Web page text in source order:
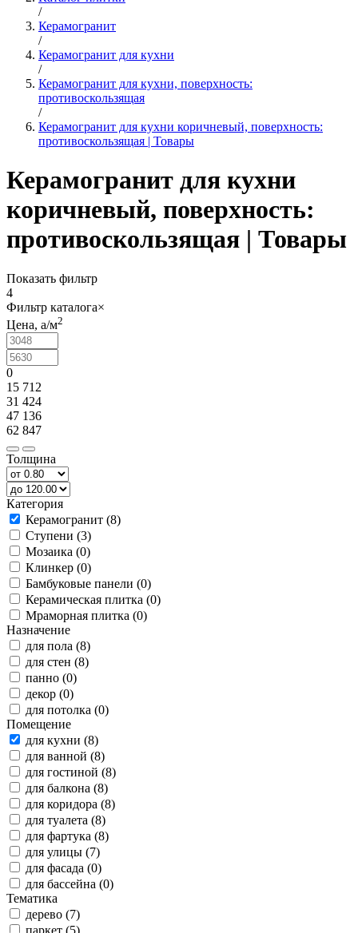
/
Керамогранит
/
Керамогранит для кухни
/
Керамогранит для кухни, поверхность:
противоскользящая
/
Керамогранит для кухни коричневый, поверхность:
противоскользящая | Товары
Керамогранит для кухни
коричневый, поверхность:
противоскользящая | Товары
Показать фильтр
4
Фильтр каталога×
Цена, a/м2
0
15 712
31 424
47 136
62 847
Толщина
Категория
Керамогранит (8)
Ступени (3)
Мозаика (0)
Клинкер (0)
Бамбуковые панели (0)
Керамическая плитка (0)
Мраморная плитка (0)
Назначение
для пола (8)
для стен (8)
панно (0)
декор (0)
для потолка (0)
Помещение
для кухни (8)
для ванной (8)
для гостиной (8)
для балкона (8)
для коридора (8)
для туалета (8)
для фартука (8)
для улицы (7)
для фасада (0)
для бассейна (0)
Тематика
дерево (7)
паркет (5)